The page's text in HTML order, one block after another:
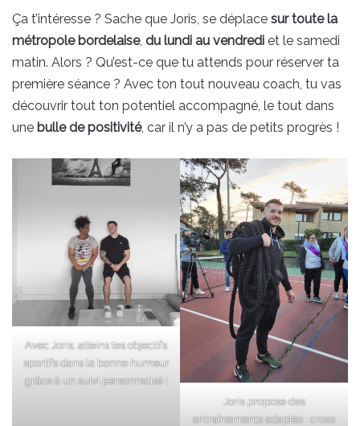
Ça t’intéresse ? Sache que Joris, se déplace sur toute la
métropole bordelaise, du lundi au vendredi et le samedi
matin. Alors ? Qu’est-ce que tu attends pour réserver ta
première séance ? Avec ton tout nouveau coach, tu vas
découvrir tout ton potentiel accompagné, le tout dans
une bulle de positivité, car il n’y a pas de petits progrès !
Avec Joris, atteins tes objectifs
sportifs dans la bonne humeur
grâce à un suivi personnalisé !
Joris propose des
entraînements adaptés : cross